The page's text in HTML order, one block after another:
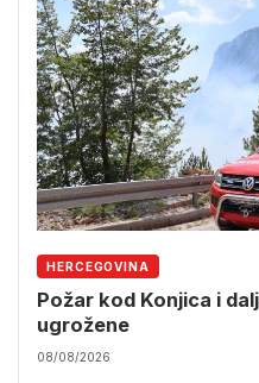
HERCEGOVINA
Požar kod Konjica i
ugrožene
08/08/2026